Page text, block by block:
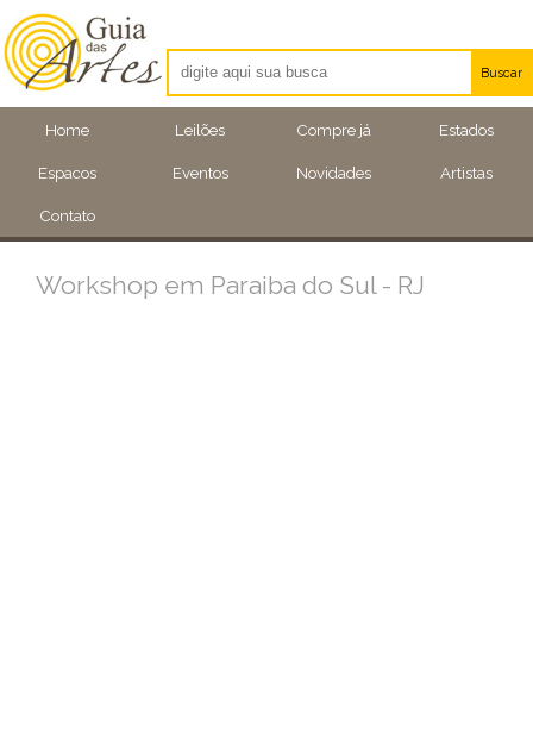
Home Leilões Compre já Estados
Espacos Eventos Novidades Artistas
Contato
Buscar
Artistas
Eventos
Workshop em Paraiba do Sul - RJ